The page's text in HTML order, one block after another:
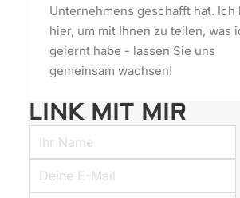
Unternehmens geschafft hat. Ich
hier, um mit Ihnen zu teilen, was
gelernt habe - lassen Sie uns
gemeinsam wachsen!
LINK MIT MIR